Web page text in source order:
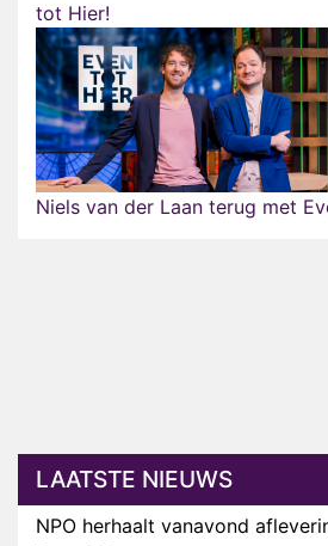
tot Hier!
Niels van der Laan terug met
LAATSTE NIEUWS
NPO herhaalt vanavond